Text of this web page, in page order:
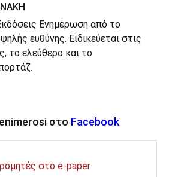
Ενημέρωση από το
ευθύνης. Ειδικεύεται στις
το ελεύθερο και το
στο Facebook
στο e-paper